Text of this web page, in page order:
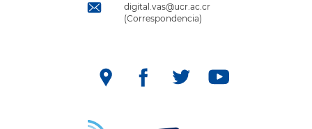
digital.vas@ucr.ac.cr
(Correspondencia)